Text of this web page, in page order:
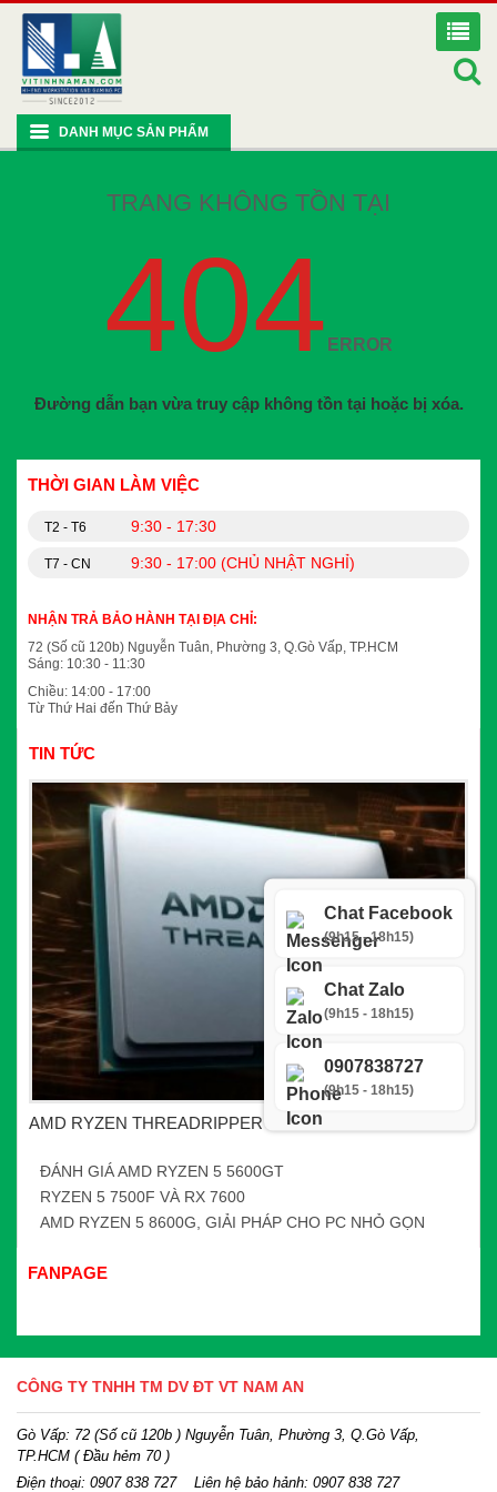
DANH MỤC SẢN PHẨM
TRANG KHÔNG TỒN TẠI
404 ERROR
Đường dẫn bạn vừa truy cập không tồn tại hoặc bị xóa.
THỜI GIAN LÀM VIỆC
T2 - T6 9:30 - 17:30
T7 - CN 9:30 - 17:00 (CHỦ NHẬT NGHỈ)
NHẬN TRẢ BẢO HÀNH TẠI ĐỊA CHỈ:
72 (Số cũ 120b) Nguyễn Tuân, Phường 3, Q.Gò Vấp, TP.HCM
Sáng: 10:30 - 11:30
Chiều: 14:00 - 17:00
Từ Thứ Hai đến Thứ Bảy
TIN TỨC
AMD RYZEN THREADRIPPER 7000 SERIES
ĐÁNH GIÁ AMD RYZEN 5 5600GT
RYZEN 5 7500F VÀ RX 7600
AMD RYZEN 5 8600G, GIẢI PHÁP CHO PC NHỎ GỌN
FANPAGE
CÔNG TY TNHH TM DV ĐT VT NAM AN
Gò Vấp: 72 (Số cũ 120b ) Nguyễn Tuân, Phường 3, Q.Gò Vấp,
TP.HCM ( Đầu hẻm 70 )
Điện thoại: 0907 838 727Liên hệ bảo hảnh: 0907 838 727
Chat Facebook
(9h15 - 18h15)
Chat Zalo
(9h15 - 18h15)
0907838727
(9h15 - 18h15)